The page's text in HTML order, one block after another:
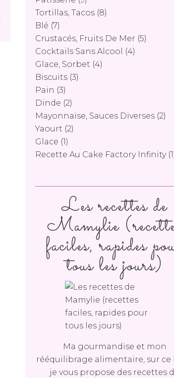
Tortillas, Tacos (8)
Blé (7)
Crustacés, Fruits De Mer (5)
Cocktails Sans Alcool
(4)
Glace, Sorbet (4)
Biscuits (3)
Pain (3)
Dinde (2)
Mayonnaise, Sauces Diverses (2)
Yaourt (2)
Glace (1)
Recette Au Cake Factory Infinity
Les recettes de
Mamylie
faciles, rapides
tous les jours)
Ma gourmandise et mon
rééquilibrage alimentaire, sur ce
je vous propose des recettes